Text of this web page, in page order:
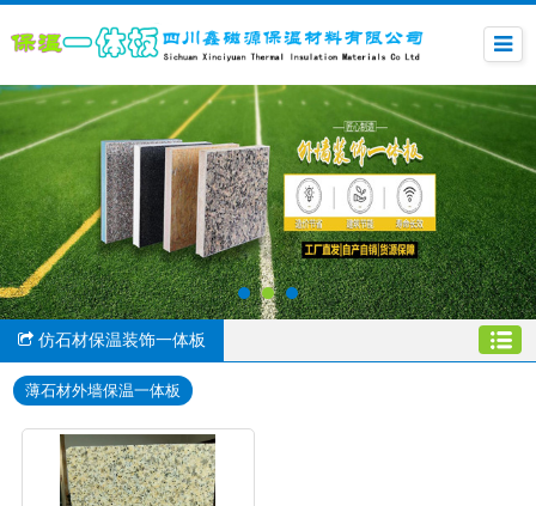
仿石材保温装饰一体板
薄石材外墙保温一体板